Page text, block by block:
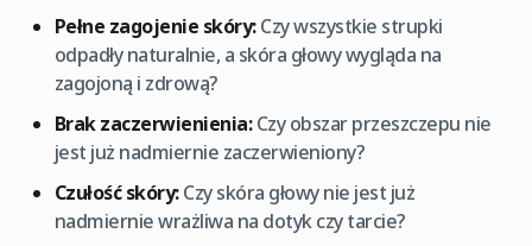
Pełne zagojenie skóry:Czy wszystkie strupki
odpadły naturalnie, a skóra głowy wygląda na
zagojoną i zdrową?
Brak zaczerwienienia:Czy obszar przeszczepu nie
jest już nadmiernie zaczerwieniony?
Czułość skóry:Czy skóra głowy nie jest już
nadmiernie wrażliwa na dotyk czy tarcie?